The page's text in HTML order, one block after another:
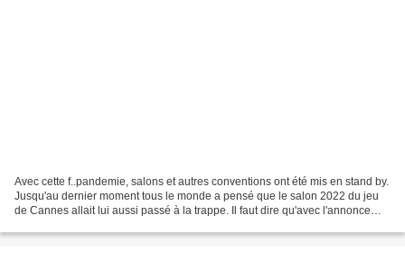
Avec cette f..pandemie, salons et autres conventions ont été mis en stand by.
Jusqu'au dernier moment tous le monde a pensé que le salon 2022 du jeu
de Cannes allait lui aussi passé à la trappe. Il faut dire qu'avec l'annonce